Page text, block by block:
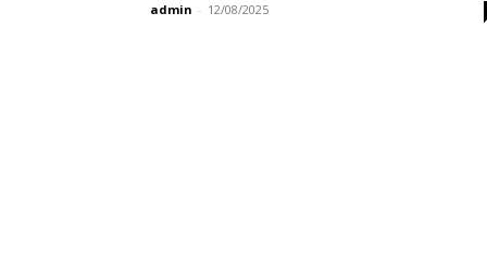
admin - 12/08/2025